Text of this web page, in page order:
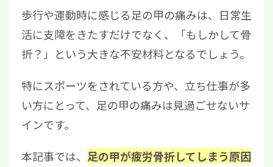
歩行や運動時に感じる足の甲の痛みは、日常生
活に支障をきたすだけでなく、「もしかして骨
折？」という大きな不安材料となるでしょう。
特にスポーツをされている方や、立ち仕事が多
い方にとって、足の甲の痛みは見過ごせないサ
インです。
本記事では、 足の甲が疲労骨折してしまう原因